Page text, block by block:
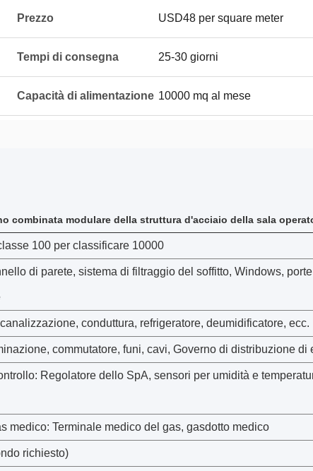
Prezzo USD48 per square meter
Tempi di consegna 25-30 giorni
Capacità di alimentazione 10000 mq al mese
combinata modulare della struttura d'acciaio della sala
100 per classificare 10000
di parete, sistema di filtraggio del soffitto, Windows,
conduttura, refrigeratore, deumidificatore, ecc.
commutatore, funi, cavi, Governo di distribuzione di
Regolatore dello SpA, sensori per umidità e
medico: Terminale medico del gas, gasdotto medico
richiesto)